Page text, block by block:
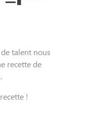
talent nous
recette de
!